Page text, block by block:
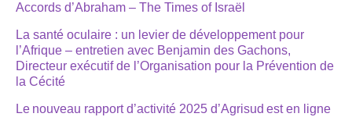
Accords d’Abraham – The Times of Israël
La santé oculaire : un levier de développement pour
l’Afrique – entretien avec Benjamin des Gachons,
Directeur exécutif de l’Organisation pour la Prévention de
la Cécité
Le nouveau rapport d’activité 2025 d’Agrisud est en ligne